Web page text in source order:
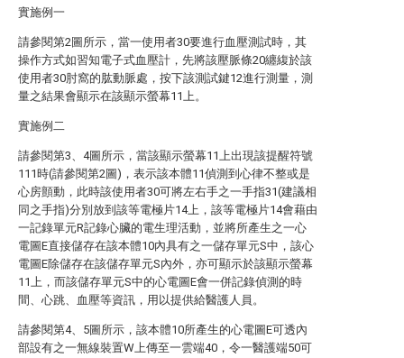
實施例一
請參閱第2圖所示，當一使用者30要進行血壓測試時，其
操作方式如習知電子式血壓計，先將該壓脈條20纏緮於該
使用者30肘窩的肱動脈處，按下該測試鍵12進行測量，測
量之結果會顯示在該顯示螢幕11上。
實施例二
請參閱第3、4圖所示，當該顯示螢幕11上出現該提醒符號
111時(請參閱第2圖)，表示該本體11偵測到心律不整或是
心房顫動，此時該使用者30可將左右手之一手指31(建議相
同之手指)分別放到該等電極片14上，該等電極片14會藉由
一記錄單元R記錄心臟的電生理活動，並將所產生之一心
電圖E直接儲存在該本體10內具有之一儲存單元S中，該心
電圖E除儲存在該儲存單元S內外，亦可顯示於該顯示螢幕
11上，而該儲存單元S中的心電圖E會一併記錄偵測的時
間、心跳、血壓等資訊，用以提供給醫護人員。
請參閱第4、5圖所示，該本體10所產生的心電圖E可透內
部設有之一無線裝置W上傳至一雲端40，令一醫護端50可